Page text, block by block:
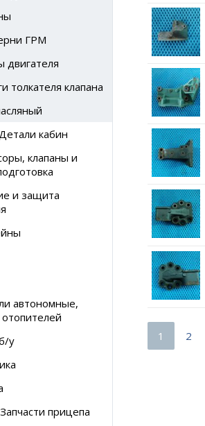
ГРМ
двигателя
толкателя клапана
кабин
клапаны и
и защита
автономные,
отопителей
у
прицепа
1 2